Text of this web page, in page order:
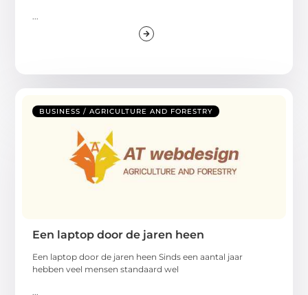
BUSINESS / AGRICULTURE AND FORESTRY
Een laptop door de jaren heen
Een laptop door de jaren heen Sinds een aantal jaar
hebben veel mensen standaard wel